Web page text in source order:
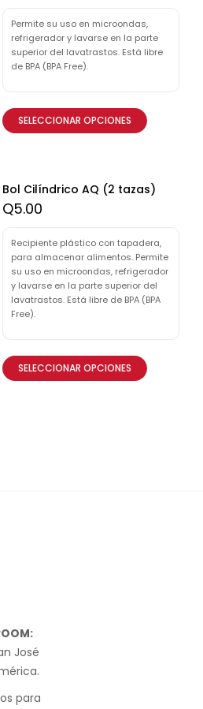
Permite su uso en microondas,
refrigerador y lavarse en la parte
superior del lavatrastos. Está libre
de BPA (BPA Free).
SELECCIONAR OPCIONES
Bol Cilíndrico AQ (2 tazas)
Q5.00
Recipiente plástico con tapadera,
para almacenar alimentos. Permite
su uso en microondas, refrigerador
y lavarse en la parte superior del
lavatrastos. Está libre de BPA (BPA
Free).
SELECCIONAR OPCIONES
José
para